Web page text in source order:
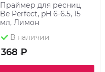
Праймер для ресниц
Be Perfect, pH 6-6.5, 15
мл, Лимон
В наличии
368 ₽